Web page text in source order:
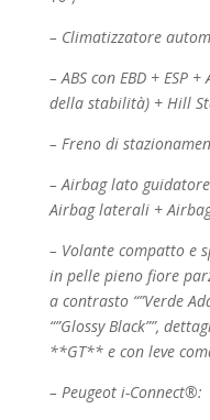
– Climatizzatore
– ABS con EBD + ESP
della stabilità) + Hill
– Freno di
– Airbag lato
Airbag laterali +
– Volante compatto e
in pelle pieno fiore
a contrasto “”Verde
“”Glossy Black””,
**GT** e con leve
– Peugeot i-Connect®: